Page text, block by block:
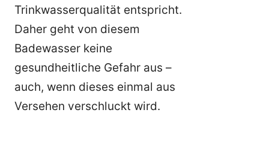
Trinkwasserqualität entspricht.
Daher geht von diesem
Badewasser keine
gesundheitliche Gefahr aus –
auch, wenn dieses einmal aus
Versehen verschluckt wird.